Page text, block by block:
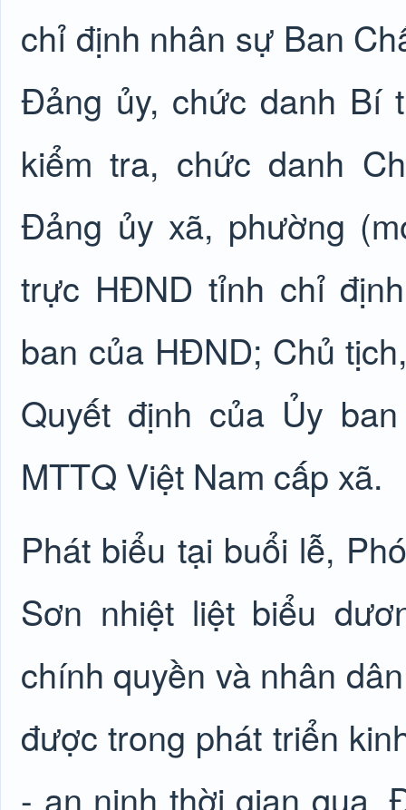
chỉ định nhân sự Ban
Đảng ủy, chức danh Bí
kiểm tra, chức danh
Đảng ủy xã, phường
trực HĐND tỉnh chỉ
ban của HĐND; Chủ
Quyết định của Ủy
MTTQ Việt Nam cấp xã.
Phát biểu tại buổi lễ,
Sơn nhiệt liệt biểu
chính quyền và nhân
được trong phát triển
- an ninh thời gian qua.